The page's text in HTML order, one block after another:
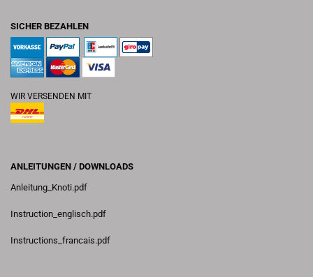
SICHER BEZAHLEN
WIR VERSENDEN MIT
ANLEITUNGEN / DOWNLOADS
Anleitung_Knoti.pdf
Instruction_englisch.pdf
Instructions_francais.pdf